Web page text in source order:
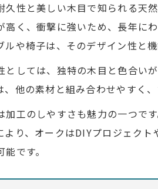
久性と美しい木目で知られる天
高く、衝撃に強いため、長年に
ルや椅子は、そのデザイン性と
としては、独特の木目と色合い
、他の素材と組み合わせやすく
加工のしやすさも魅力の一つで
より、オークはDIYプロジェク
です。